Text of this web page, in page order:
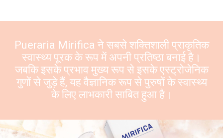
Pueraria Mirifica ने सबसे शक्तिशाली प्राकृतिक
स्वास्थ्य पूरक के रूप में अपनी प्रतिष्ठा बनाई है।
जबकि इसके प्रभाव मुख्य रूप से इसके एस्ट्रोजेनिक
गुणों से जुड़े हैं, यह वैज्ञानिक रूप से पुरुषों के स्वास्थ्य
के लिए लाभकारी साबित हुआ है।